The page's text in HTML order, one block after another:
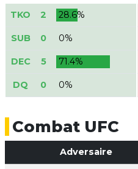
TKO 2 28.6%
SUB 0 0%
DEC 5 71.4%
DQ 0 0%
Combat UFC
Adversaire